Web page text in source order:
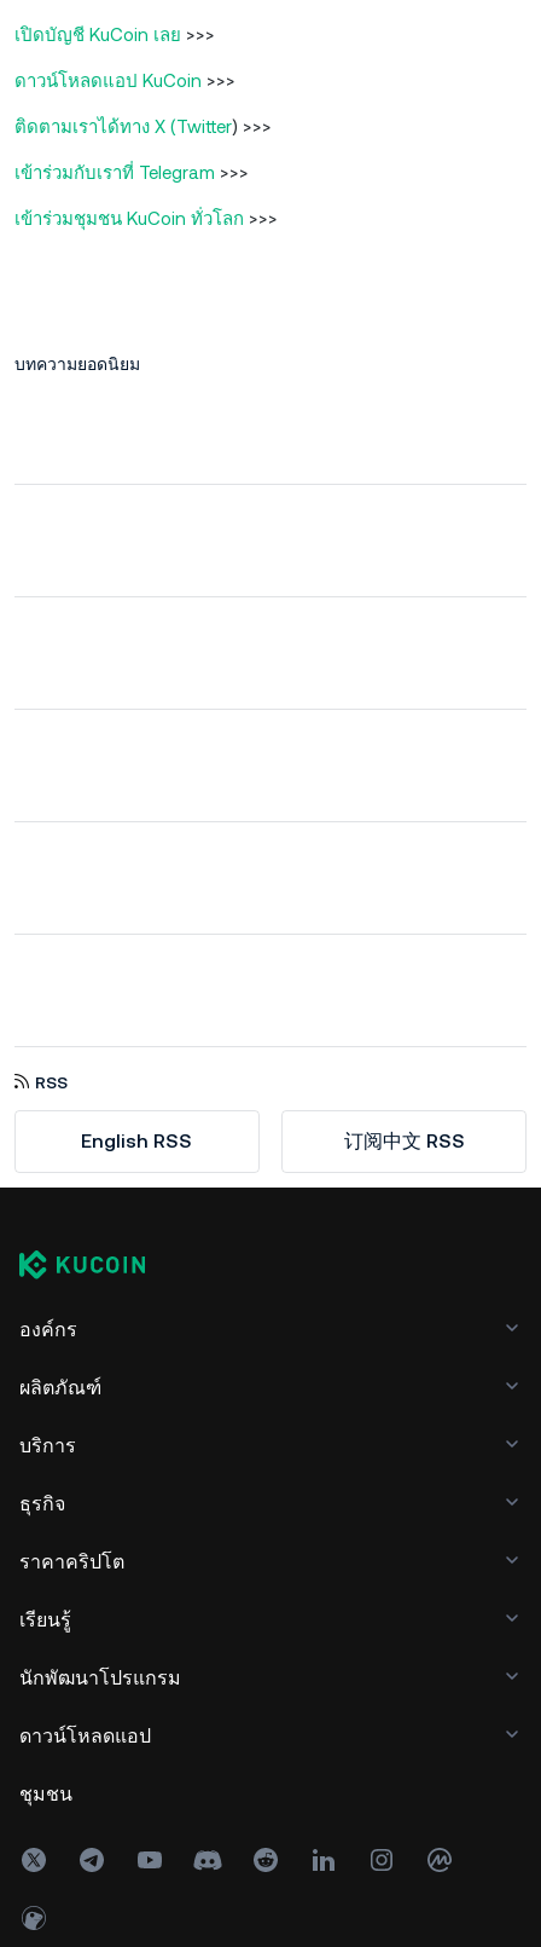
เปิดบัญชี KuCoin เลย >>>
ดาวน์โหลดแอป KuCoin >>>
ติดตามเราได้ทาง X (Twitter) >>>
เข้าร่วมกับเราที่ Telegram >>>
เข้าร่วมชุมชน KuCoin ทั่วโลก >>>
บทความยอดนิยม
RSS
English RSS 订阅中文 RSS
องค์กร
ผลิตภัณฑ์
บริการ
ธุรกิจ
ราคาคริปโต
เรียนรู้
นักพัฒนาโปรแกรม
ดาวน์โหลดแอป
ชุมชน